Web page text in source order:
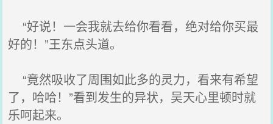
“好说！一会我就去给你看看，绝对给你买最
好的！”王东点头道。
“竟然吸收了周围如此多的灵力，看来有希望
了，哈哈！”看到发生的异状，吴天心里顿时就
乐呵起来。